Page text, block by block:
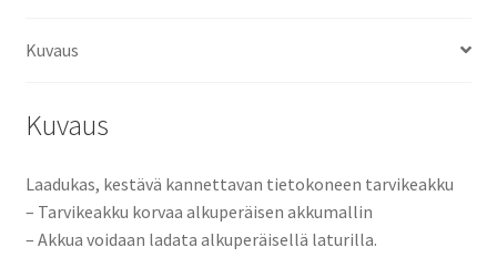
Pol
47,2Wh
Lenovo
02DL021,
02DL022,
Kuvaus
Kuvaus
Laadukas, kestävä kannettavan tietokoneen tarvikeakku
– Tarvikeakku korvaa alkuperäisen akkumallin
– Akkua voidaan ladata alkuperäisellä laturilla.